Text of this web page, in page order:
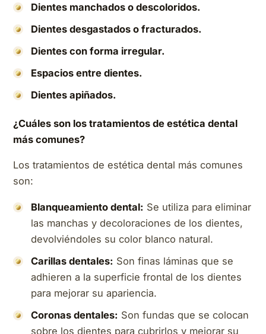
Dientes manchados o descoloridos.
Dientes desgastados o fracturados.
Dientes con forma irregular.
Espacios entre dientes.
Dientes apiñados.
¿Cuáles son los tratamientos de estética dental
más comunes?
Los tratamientos de estética dental más comunes
son:
Blanqueamiento dental: Se utiliza para eliminar
las manchas y decoloraciones de los dientes,
devolviéndoles su color blanco natural.
Carillas dentales: Son finas láminas que se
adhieren a la superficie frontal de los dientes
para mejorar su apariencia.
Coronas dentales: Son fundas que se colocan
sobre los dientes para cubrirlos y mejorar su